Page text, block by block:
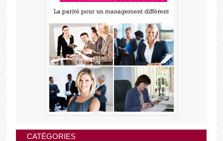
CATÉGORIES